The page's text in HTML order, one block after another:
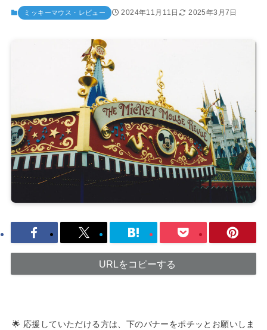
ミッキーマウス・レビュー 2024年11月11日 2025年3月7日
URLをコピーする
🌟 応援していただける方は、下のバナーをポチッとお願いしま